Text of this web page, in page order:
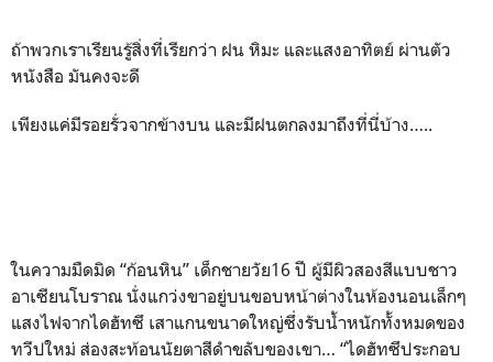
ถ้าพวกเราเรียนรู้สิ่งที่เรียกว่า ฝน หิมะ และแสงอาทิตย์ ผ่านตัว
หนังสือ มันคงจะดี
เพียงแค่มีรอยรั่วจากข้างบน และมีฝนตกลงมาถึงที่นี่บ้าง…..
ในความมืดมิด “ก้อนหิน” เด็กชายวัย16 ปี ผู้มีผิวสองสีแบบชาว
อาเซียนโบราณ นั่งแกว่งขาอยู่บนขอบหน้าต่างในห้องนอนเล็กๆ
แสงไฟจากไดฮัทซึ เสาแกนขนาดใหญ่ซึ่งรับน้ำหนักทั้งหมดของ
ทวีปใหม่ ส่องสะท้อนนัยตาสีดำขลับของเขา… “ไดฮัทซึประกอบ